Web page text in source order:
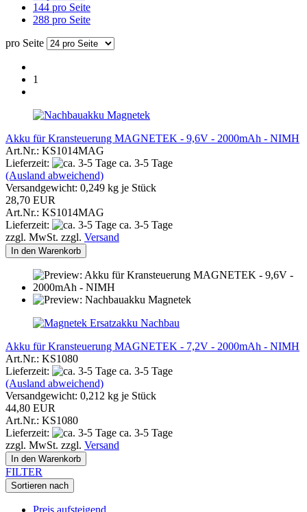
144 pro Seite
288 pro Seite
pro Seite
1
Akku für Kransteuerung MAGNETEK - 9,6V - 2000mAh - NIMH
Art.Nr.: KS1014MAG
Lieferzeit:
ca. 3-5 Tage
(Ausland abweichend)
Versandgewicht: 0,249 kg je Stück
28,70 EUR
Art.Nr.: KS1014MAG
Lieferzeit:
ca. 3-5 Tage
zzgl. MwSt. zzgl. Versand
In den Warenkorb
Akku für Kransteuerung MAGNETEK - 7,2V - 2000mAh - NIMH
Art.Nr.: KS1080
Lieferzeit:
ca. 3-5 Tage
(Ausland abweichend)
Versandgewicht: 0,212 kg je Stück
44,80 EUR
Art.Nr.: KS1080
Lieferzeit:
ca. 3-5 Tage
zzgl. MwSt. zzgl. Versand
In den Warenkorb
FILTER
Sortieren nach
Preis aufsteigend